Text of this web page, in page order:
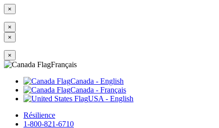
___


×
×
×
×
Sélectionnez votre langue
Français
Canada - English
Canada - Français
USA - English
Résilience
1-800-821-6710